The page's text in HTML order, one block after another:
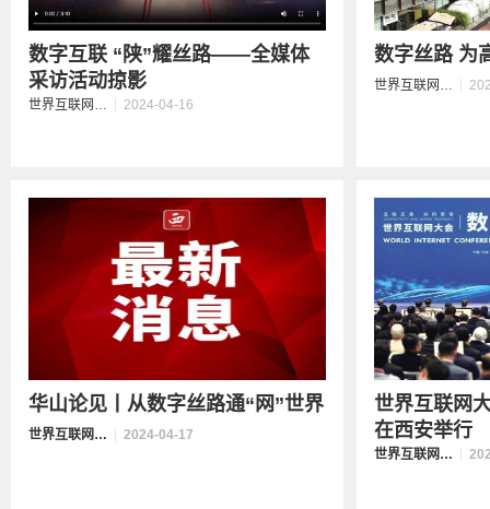
数字互联 “陕”耀丝路——全媒体
采访活动掠影
世界互联网大会数字丝路发展论坛 2024-04-16
数字丝路 为
世界互联网大会数字丝路发展论坛
华山论见丨从数字丝路通“网”世界
世界互联网大会数字丝路发展论坛 2024-04-17
世界互联网
在西安举行
世界互联网大会数字丝路发展论坛